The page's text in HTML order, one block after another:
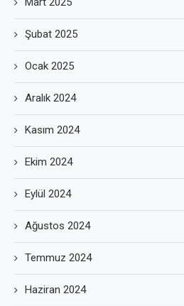
Şubat 2025
Ocak 2025
Aralık 2024
Kasım 2024
Ekim 2024
Eylül 2024
Ağustos 2024
Temmuz 2024
Haziran 2024